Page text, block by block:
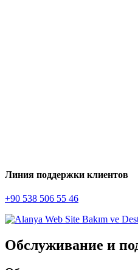
Линия поддержки клиентов
+90 538 506 55 46
Обслуживание и